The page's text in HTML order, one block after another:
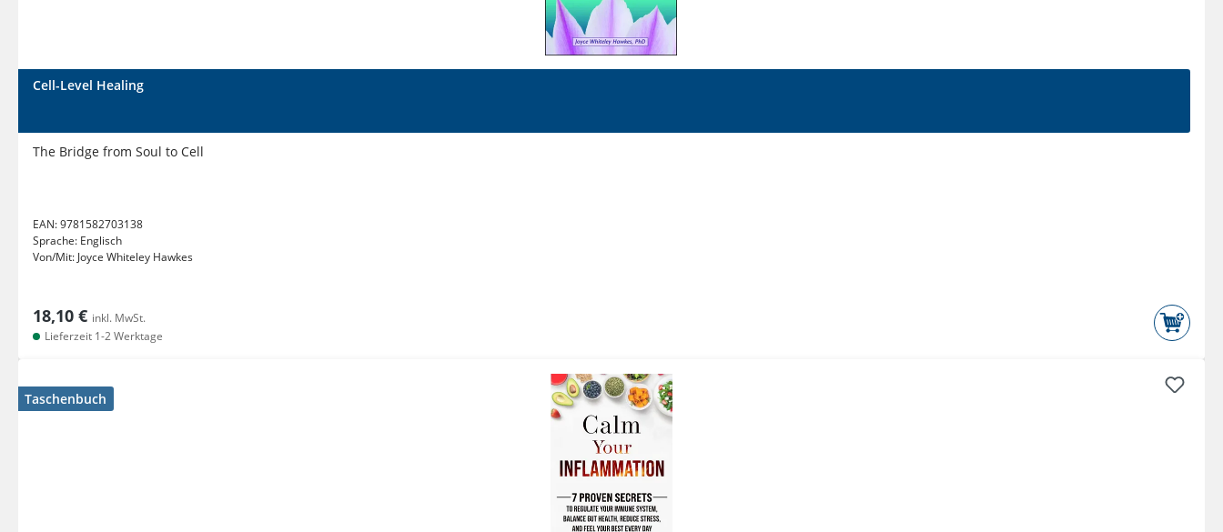
Cell-Level Healing
The Bridge from Soul to Cell
EAN:9781582703138
Sprache: Englisch
Von/Mit: Joyce Whiteley Hawkes
18,10 € inkl. MwSt.
Lieferzeit 1-2 Werktage
Taschenbuch